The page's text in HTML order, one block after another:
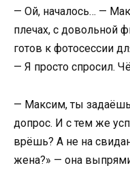
— Ой, началось… —
плечах, с довольной
готов к фотосессии
— Я просто спросил.
— Максим, ты задаёшь
допрос. И с тем же
врёшь? А не на
жена?» — она